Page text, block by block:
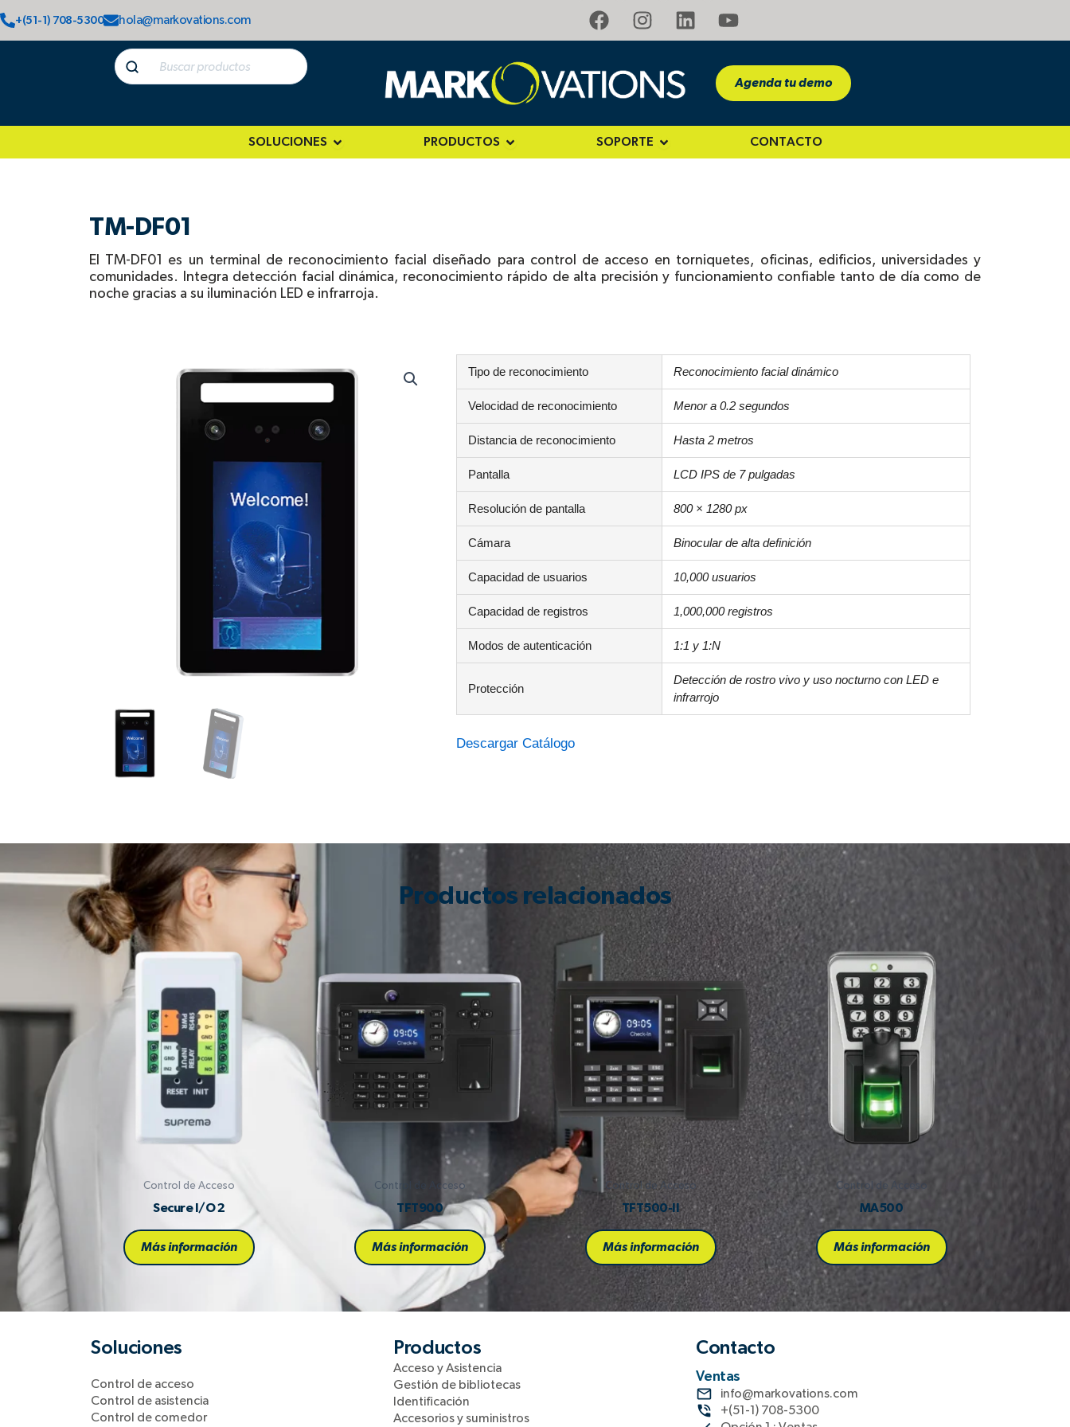
al
+(51-1) 708-5300 hola@markovations.com
F
a
e
b
o
k
I
n
t
a
r
a
L
i
k
e
i
Y
o
t
u
e
Agenda tu demo
SOLUCIONES Open SOLUCIONESPRODUCTOS Open PRODUCTOSSOPORTE Open SOPORTE CONTACTO
TM-DF01
El TM-DF01 es un terminal de reconocimiento facial diseñado para control de acceso en torniquetes, oficinas, edificios, universidades y
comunidades. Integra detección facial dinámica, reconocimiento rápido de alta precisión y funcionamiento confiable tanto de día como de
noche gracias a su iluminación LED e infrarroja.
Tipo de reconocimiento Reconocimiento facial dinámico
Velocidad de reconocimiento Menor a 0.2 segundos
Distancia de reconocimiento Hasta 2 metros
Pantalla LCD IPS de 7 pulgadas
Resolución de pantalla 800 × 1280 px
Cámara Binocular de alta definición
Capacidad de usuarios 10,000 usuarios
Capacidad de registros 1,000,000 registros
Modos de autenticación 1:1 y 1:N
Protección
Detección de rostro vivo y uso nocturno con LED e
infrarrojo
Descargar Catálogo
Productos relacionados
Control de Acceso
Secure I/O 2
Más información
Control de Acceso
TFT900
Más información
Control de Acceso
TFT500-II
Más información
Control de Acceso
MA500
Más información
Soluciones
Control de acceso
Control de asistencia
Control de comedor
Productos
Acceso y Asistencia
Gestión de bibliotecas
Identificación
Accesorios y suministros
Contacto
Ventas
info@markovations.com
+(51-1) 708-5300